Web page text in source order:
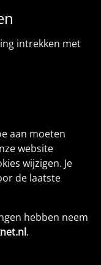
intrekken met
aan moeten
website
wijzigen. Je
de laatste
hebben neem
.